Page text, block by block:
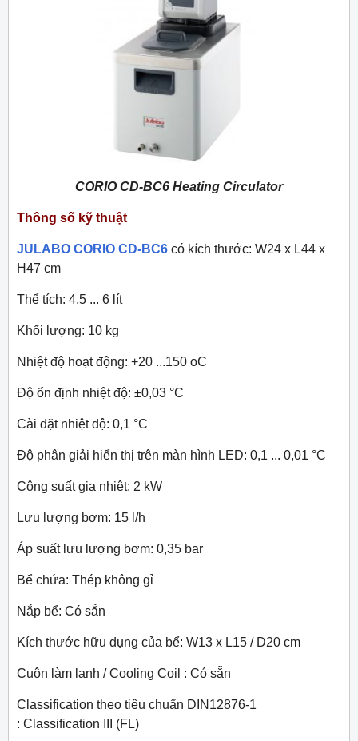
CORIO CD-BC6 Heating Circulator
Thông số kỹ thuật
JULABO CORIO CD-BC6 có kích thước: W24 x L44 x
H47 cm
Thể tích: 4,5 ... 6 lít
Khối lượng: 10 kg
Nhiệt độ hoạt động: +20 ...150 oC
Độ ổn định nhiệt độ: ±0,03 °C
Cài đặt nhiệt độ: 0,1 °C
Độ phân giải hiển thị trên màn hình LED: 0,1 ... 0,01 °C
Công suất gia nhiệt: 2 kW
Lưu lượng bơm: 15 l/h
Áp suất lưu lượng bơm: 0,35 bar
Bể chứa: Thép không gỉ
Nắp bể: Có sẵn
Kích thước hữu dụng của bể: W13 x L15 / D20 cm
Cuộn làm lạnh / Cooling Coil : Có sẵn
Classification theo tiêu chuẩn DIN12876-1
: Classification III (FL)